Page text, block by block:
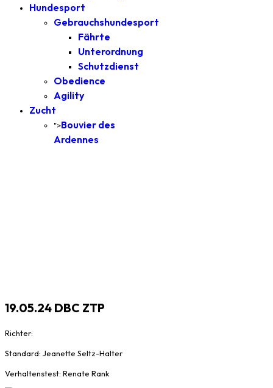
Hundesport
Gebrauchshundesport
Fährte
Unterordnung
Schutzdienst
Obedience
Agility
Zucht
">Bouvier des
Ardennes
19.05.24 DBC ZTP
Richter:
Standard: Jeanette Seltz-Halter
Verhaltenstest: Renate Rank